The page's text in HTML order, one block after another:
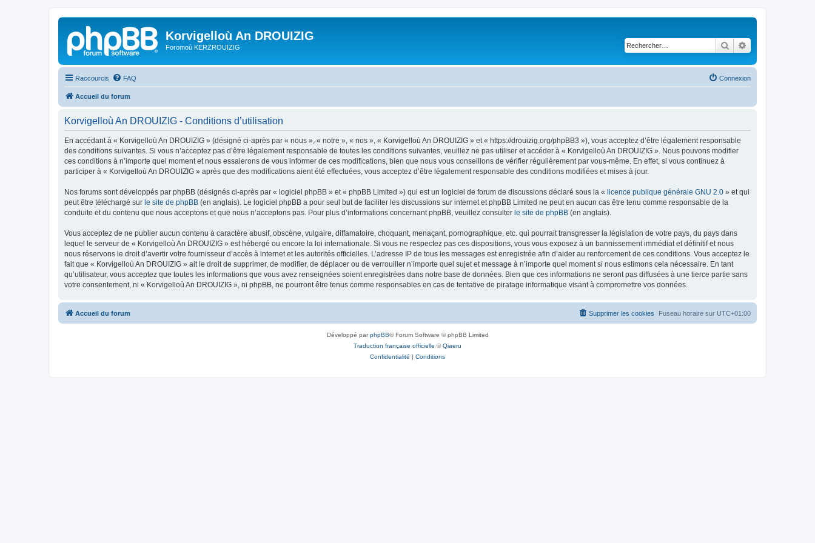
Korvigelloù An DROUIZIG
Foromoù KERZROUIZIG Rechercher
Raccourcis FAQ Connexion
Accueil du forum
Korvigelloù An DROUIZIG - Conditions d’utilisation
En accédant à « Korvigelloù An DROUIZIG » (désigné ci-après par « nous », « notre », « nos », « Korvigelloù An DROUIZIG » et « https://drouizig.org/phpBB3 »), vous acceptez d’être légalement responsable
des conditions suivantes. Si vous n’acceptez pas d’être légalement responsable de toutes les conditions suivantes, veuillez ne pas utiliser et accéder à « Korvigelloù An DROUIZIG ». Nous pouvons modifier
ces conditions à n’importe quel moment et nous essaierons de vous informer de ces modifications, bien que nous vous conseillons de vérifier régulièrement par vous-même. En effet, si vous continuez à
participer à « Korvigelloù An DROUIZIG » après que des modifications aient été effectuées, vous acceptez d’être légalement responsable des conditions modifiées et mises à jour.
Nos forums sont développés par phpBB (désignés ci-après par « logiciel phpBB » et « phpBB Limited ») qui est un logiciel de forum de discussions déclaré sous la « licence publique générale GNU 2.0 » et qui
peut être téléchargé sur le site de phpBB (en anglais). Le logiciel phpBB a pour seul but de faciliter les discussions sur internet et phpBB Limited ne peut en aucun cas être tenu comme responsable de la
conduite et du contenu que nous acceptons et que nous n’acceptons pas. Pour plus d’informations concernant phpBB, veuillez consulter le site de phpBB (en anglais).
Vous acceptez de ne publier aucun contenu à caractère abusif, obscène, vulgaire, diffamatoire, choquant, menaçant, pornographique, etc. qui pourrait transgresser la législation de votre pays, du pays dans
lequel le serveur de « Korvigelloù An DROUIZIG » est hébergé ou encore la loi internationale. Si vous ne respectez pas ces dispositions, vous vous exposez à un bannissement immédiat et définitif et nous
nous réservons le droit d’avertir votre fournisseur d’accès à internet et les autorités officielles. L’adresse IP de tous les messages est enregistrée afin d’aider au renforcement de ces conditions. Vous acceptez le
fait que « Korvigelloù An DROUIZIG » ait le droit de supprimer, de modifier, de déplacer ou de verrouiller n’importe quel sujet et message à n’importe quel moment si nous estimons cela nécessaire. En tant
qu’utilisateur, vous acceptez que toutes les informations que vous avez renseignées soient enregistrées dans notre base de données. Bien que ces informations ne seront pas diffusées à une tierce partie sans
votre consentement, ni « Korvigelloù An DROUIZIG », ni phpBB, ne pourront être tenus comme responsables en cas de tentative de piratage informatique visant à compromettre vos données.
Accueil du forum Fuseau horaire sur UTC+01:00
Supprimer les cookies
Développé parphpBB® Forum Software © phpBB Limited
Traduction française officielle ©Qiaeru
Confidentialité | Conditions